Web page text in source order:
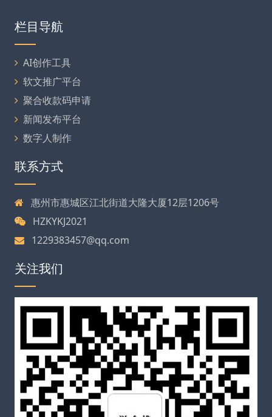
栏目导航
AI创作工具
软文推广平台
聚合收款码申请
新闻发布平台
数字人制作
联系方式
惠州市惠城区江北街道大隆大厦12层1206号
HZKYKJ2021
1229383457@qq.com
关注我们